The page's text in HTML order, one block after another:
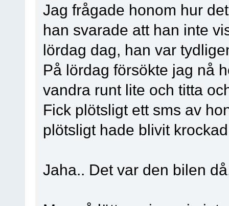
Jag frågade honom hur
han svarade att han inte
lördag dag, han var
På lördag försökte jag nå
vandra runt lite och titta
Fick plötsligt ett sms av
plötsligt hade blivit
Jaha.. Det var den bilen